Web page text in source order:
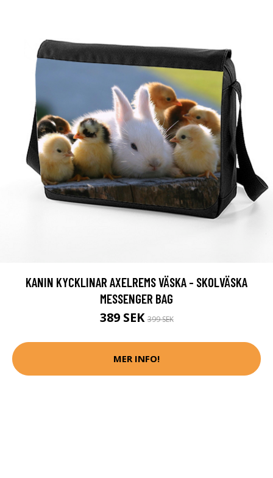
KANIN KYCKLINAR AXELREMS VÄSKA - SKOLVÄSKA
MESSENGER BAG
389 SEK399 SEK
MER INFO!